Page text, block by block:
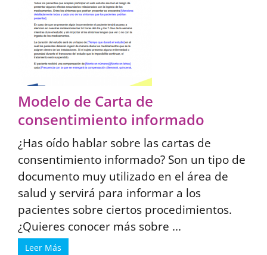
Modelo de Carta de
consentimiento informado
¿Has oído hablar sobre las cartas de
consentimiento informado? Son un tipo de
documento muy utilizado en el área de
salud y servirá para informar a los
pacientes sobre ciertos procedimientos.
¿Quieres conocer más sobre ...
Leer Más